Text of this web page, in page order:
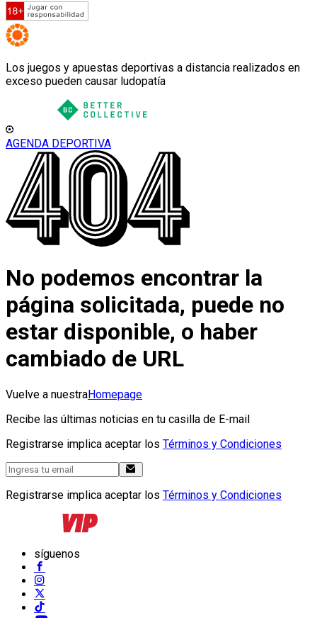
Los juegos y apuestas deportivas a distancia realizados en
exceso pueden causar ludopatía
AGENDA DEPORTIVA
No podemos encontrar la
página solicitada, puede no
estar disponible, o haber
cambiado de URL
Vuelve a nuestraHomepage
Recibe las últimas noticias en tu casilla de E-mail
Registrarse implica aceptar los Términos y Condiciones
Registrarse implica aceptar los Términos y Condiciones
síguenos